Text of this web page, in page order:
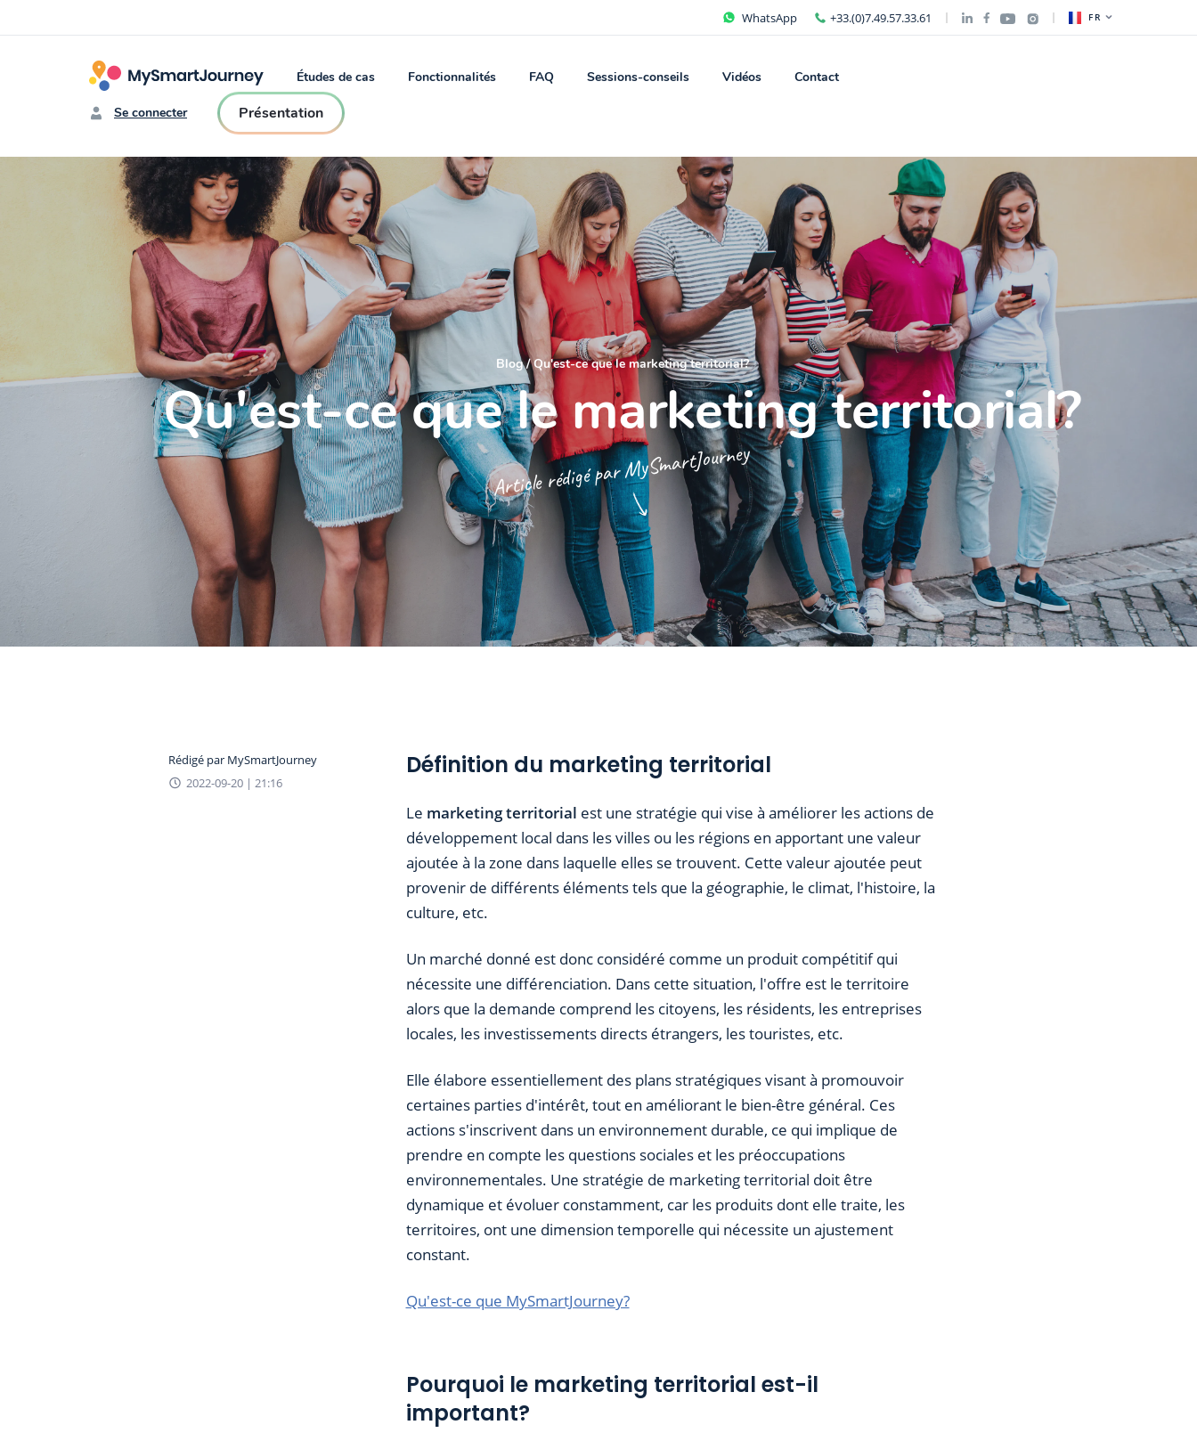
WhatsApp +33.(0)7.49.57.33.61 FR
Études de cas Fonctionnalités FAQ Sessions-conseils Vidéos Contact
Se connecter Présentation
Blog/Qu'est-ce que le marketing territorial?
Qu'est-ce que le marketing territorial?
Article rédigé parMySmartJourney
Rédigé par MySmartJourney
2022-09-20 | 21:16
Définition du marketing territorial
Le marketing territorial est une stratégie qui vise à améliorer les actions de
développement local dans les villes ou les régions en apportant une valeur
ajoutée à la zone dans laquelle elles se trouvent. Cette valeur ajoutée peut
provenir de différents éléments tels que la géographie, le climat, l'histoire, la
culture, etc.
Un marché donné est donc considéré comme un produit compétitif qui
nécessite une différenciation. Dans cette situation, l'offre est le territoire
alors que la demande comprend les citoyens, les résidents, les entreprises
locales, les investissements directs étrangers, les touristes, etc.
Elle élabore essentiellement des plans stratégiques visant à promouvoir
certaines parties d'intérêt, tout en améliorant le bien-être général. Ces
actions s'inscrivent dans un environnement durable, ce qui implique de
prendre en compte les questions sociales et les préoccupations
environnementales. Une stratégie de marketing territorial doit être
dynamique et évoluer constamment, car les produits dont elle traite, les
territoires, ont une dimension temporelle qui nécessite un ajustement
constant.
Qu'est-ce que MySmartJourney?
Pourquoi le marketing territorial est-il
important?